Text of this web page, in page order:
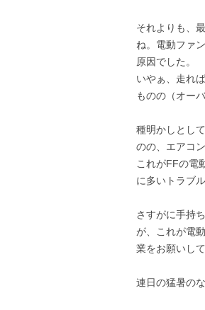
それよりも、
ね。電動ファ
原因でした。
いやぁ、走れ
ものの（オー
種明かしとし
のの、エアコ
これがFFの電
に多いトラブ
さすがに手持
が、これが電
業をお願いし
連日の猛暑の